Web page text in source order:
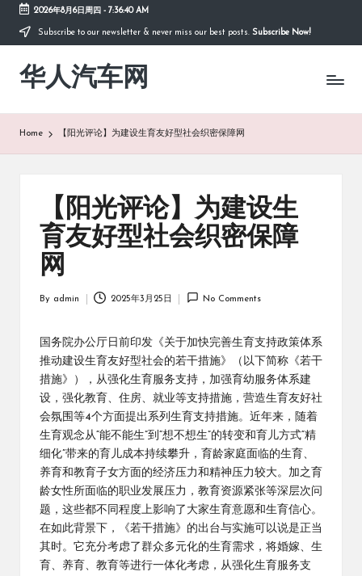
Skip
content
2026年8月6日周四 - 7:36:40 AM
Subscribe to our newsletter & never miss our best posts. Subscribe Now!
华人汽车网
Home 【阳光评论】为建设生育友好型社会织密保障网
【阳光评论】为建设生
育友好型社会织密保障
网
By admin 2025年3月25日 No Comments
国务院办公厅日前印发《关于加快完善生育支持政策体系
推动建设生育友好型社会的若干措施》（以下简称《若干
措施》），从强化生育服务支持，加强育幼服务体系建
设，强化教育、住房、就业等支持措施，营造生育友好社
会氛围等4个方面提出系列生育支持措施。近年来，随着
生育观念从“能不能生”到“想不想生”的转变和育儿方式“精
细化”带来的育儿成本持续攀升，育龄家庭面临的生育、
养育和教育子女方面的经济压力和精神压力较大。加之育
龄女性所面临的职业发展压力，教育资源紧张等深层次问
题，这些都不同程度上影响了大家生育意愿和生育信心。
在如此背景下，《若干措施》的出台与实施可以说是正当
其时。它充分考虑了群众多元化的生育需求，将婚嫁、生
育、养育、教育等进行一体化考虑，从强化生育服务支